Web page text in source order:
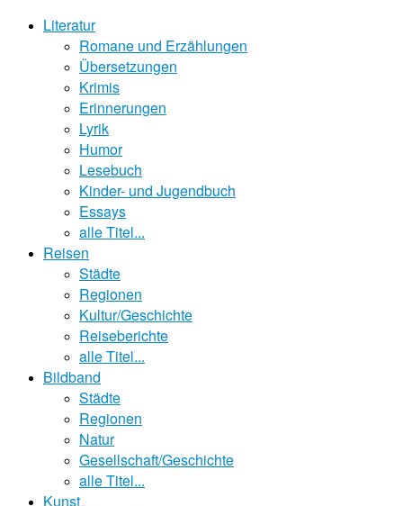
Literatur
Romane und Erzählungen
Übersetzungen
Krimis
Erinnerungen
Lyrik
Humor
Lesebuch
Kinder- und Jugendbuch
Essays
alle Titel...
Reisen
Städte
Regionen
Kultur/Geschichte
Reiseberichte
alle Titel...
Bildband
Städte
Regionen
Natur
Gesellschaft/Geschichte
alle Titel...
Kunst